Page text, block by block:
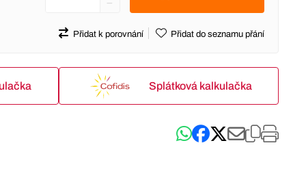
Přidat k porovnání Přidat do seznamu přání
Splátková kalkulačka